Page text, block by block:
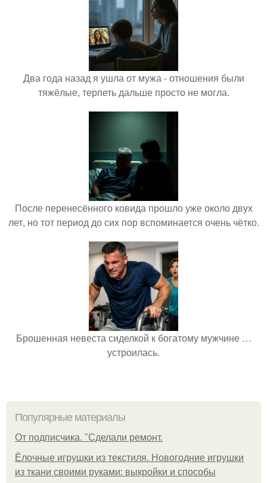
Два года назад я ушла от мужа - отношения были
тяжёлые, терпеть дальше просто не могла.
После перенесённого ковида прошло уже около двух
лет, но тот период до сих пор вспоминается очень чётко.
Брошенная невеста сиделкой к богатому мужчине …
устроилась.
Популярные материалы
От подписчика. "Сделали ремонт.
Ёлочные игрушки из текстиля. Новогодние игрушки
из ткани своими руками: выкройки и способы